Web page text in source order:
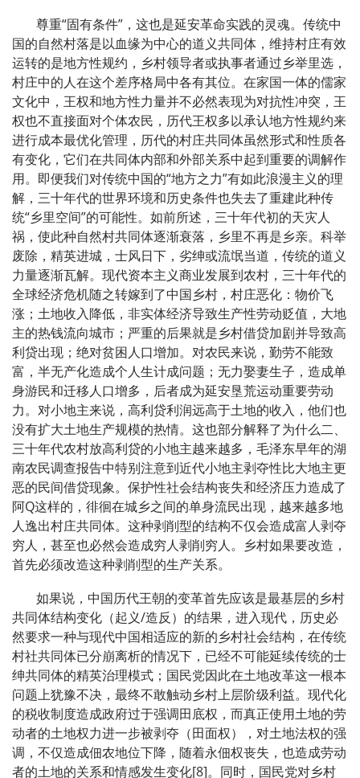
尊重“固有条件”，这也是延安革命实践的灵魂。传统中
国的自然村落是以血缘为中心的道义共同体，维持村庄有效
运转的是地方性规约，乡村领导者或执事者通过乡举里选，
村庄中的人在这个差序格局中各有其位。在家国一体的儒家
文化中，王权和地方性力量并不必然表现为对抗性冲突，王
权也不直接面对个体农民，历代王权多以承认地方性规约来
进行成本最优化管理，历代的村庄共同体虽然形式和性质各
有变化，它们在共同体内部和外部关系中起到重要的调解作
用。即便我们对传统中国的“地方之力”有如此浪漫主义的理
解，三十年代的世界环境和历史条件也失去了重建此种传
统“乡里空间”的可能性。如前所述，三十年代初的天灾人
祸，使此种自然村共同体逐渐衰落，乡里不再是乡亲。科举
废除，精英进城，士风日下，劣绅或流氓当道，传统的道义
力量逐渐瓦解。现代资本主义商业发展到农村，三十年代的
全球经济危机随之转嫁到了中国乡村，村庄恶化：物价飞
涨；土地收入降低，非实体经济导致生产性劳动贬值，大地
主的热钱流向城市；严重的后果就是乡村借贷加剧并导致高
利贷出现；绝对贫困人口增加。对农民来说，勤劳不能致
富，半无产化造成个人生计成问题；无力娶妻生子，造成单
身游民和迁移人口增多，后者成为延安垦荒运动重要劳动
力。对小地主来说，高利贷利润远高于土地的收入，他们也
没有扩大土地生产规模的热情。这也部分解释了为什么二、
三十年代农村放高利贷的小地主越来越多，毛泽东早年的湖
南农民调查报告中特别注意到近代小地主剥夺性比大地主更
恶的民间借贷现象。保护性社会结构丧失和经济压力造成了
阿Q这样的，徘徊在城乡之间的单身流民出现，越来越多地
人逸出村庄共同体。这种剥削型的结构不仅会造成富人剥夺
穷人，甚至也必然会造成穷人剥削穷人。乡村如果要改造，
首先必须改造这种剥削型的生产关系。
如果说，中国历代王朝的变革首先应该是最基层的乡村
共同体结构变化（起义/造反）的结果，进入现代，历史必
然要求一种与现代中国相适应的新的乡村社会结构，在传统
村社共同体已分崩离析的情况下，已经不可能延续传统的士
绅共同体的精英治理模式；国民党因此在土地改革这一根本
问题上犹豫不决，最终不敢触动乡村上层阶级利益。现代化
的税收制度造成政府过于强调田底权，而真正使用土地的劳
动者的土地权力进一步被剥夺（田面权），对土地法权的强
调，不仅造成佃农地位下降，随着永佃权丧失，也造成劳动
者的土地的关系和情感发生变化[8]。同时，国民党对乡村